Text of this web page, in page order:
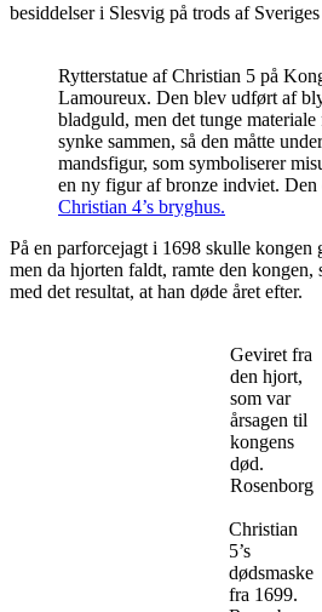
besiddelser i Slesvig på trods af
Rytterstatue af Christian 5 på
Lamoureux. Den blev udført af
bladguld, men det tunge
synke sammen, så den måtte
mandsfigur, som symboliserer
en ny figur af bronze indviet. Den
Christian 4’s bryghus.
På en parforcejagt i 1698 skulle kongen
men da hjorten faldt, ramte den
med det resultat, at han døde året efter.
Geviret fra
den hjort,
som var
årsagen til
kongens
død.
Rosenborg
Christian
5’s
dødsmaske
fra 1699.